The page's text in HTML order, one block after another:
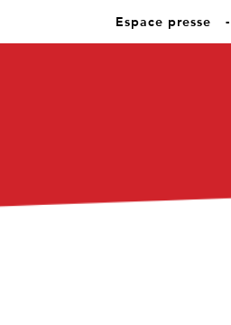
Espace presse -